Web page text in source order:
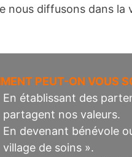
diffusons dans la
PEUT-ON VOUS
En établissant des
partagent nos valeurs.
En devenant bénévole
village de soins ».